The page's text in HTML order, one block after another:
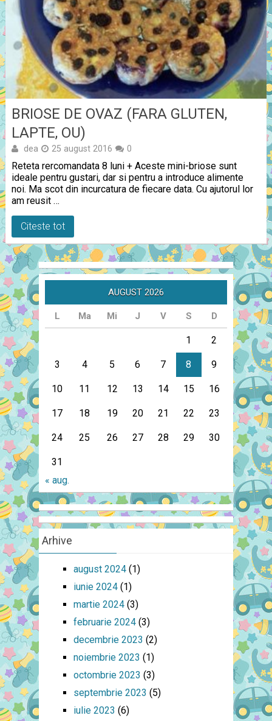
BRIOSE DE OVAZ (FARA GLUTEN,
LAPTE, OU)
dea 25 august 2016 0
Reteta rercomandata 8 luni + Aceste mini-briose sunt
ideale pentru gustari, dar si pentru a introduce alimente
noi. Ma scot din incurcatura de fiecare data. Cu ajutorul lor
am reusit …
Citeste tot
AUGUST 2026
L Ma Mi J V S D
1 2
3 4 5 6 7 8 9
10 11 12 13 14 15 16
17 18 19 20 21 22 23
24 25 26 27 28 29 30
31
« aug.
Arhive
august 2024(1)
iunie 2024(1)
martie 2024(3)
februarie 2024(3)
decembrie 2023 (2)
noiembrie 2023 (1)
octombrie 2023 (3)
septembrie 2023 (5)
iulie 2023 (6)